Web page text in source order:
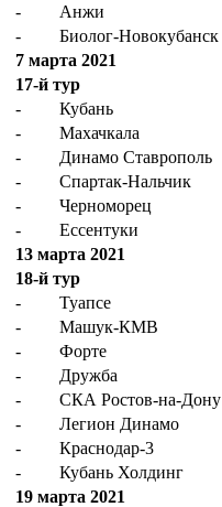
-
Анжи
-
Биолог-Новокубанск
7 марта 2021
17-й тур
-
Кубань
-
Махачкала
-
Динамо Ставрополь
-
Спартак-Нальчик
-
Черноморец
-
Ессентуки
13 марта 2021
18-й тур
-
Туапсе
-
Машук-КМВ
-
Форте
-
Дружба
-
СКА Ростов-на-Дону
-
Легион Динамо
-
Краснодар-3
-
Кубань Холдинг
19 марта 2021